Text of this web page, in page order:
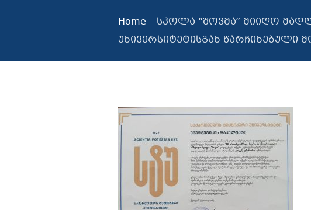
Home - სკოლა “შოვმა” მიიღო
უნივერსიტეტისგან წარჩინებული